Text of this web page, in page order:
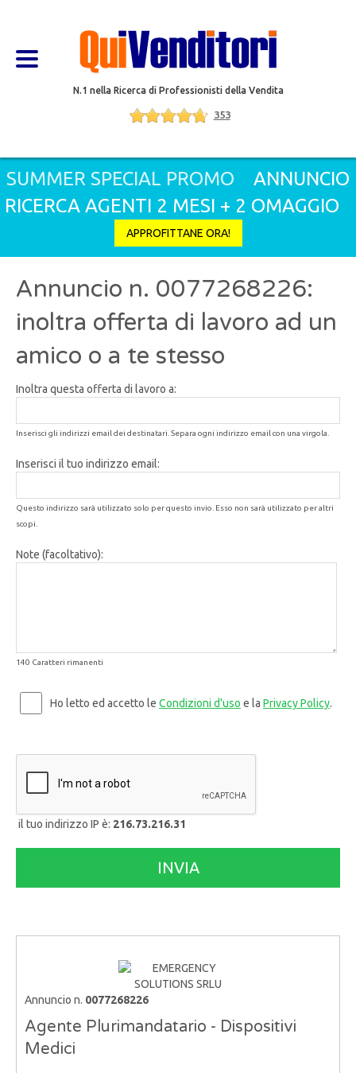
N.1 nella Ricerca di Professionisti della Vendita
353
SUMMER SPECIAL PROMO ANNUNCIO
RICERCA AGENTI 2 MESI + 2 OMAGGIO
APPROFITTANE ORA!
Annuncio n. 0077268226:
inoltra offerta di lavoro ad un
amico o a te stesso
Inoltra questa offerta di lavoro a:
Inserisci gli indirizzi email dei destinatari. Separa ogni indirizzo email con una virgola.
Inserisci il tuo indirizzo email:
Questo indirizzo sarà utilizzato solo per questo invio. Esso non sarà utilizzato per altri
scopi.
Note (facoltativo):
140 Caratteri rimanenti
Ho letto ed accetto le Condizioni d'uso e la Privacy Policy.
il tuo indirizzo IP è: 216.73.216.31
Annuncio n. 0077268226
Agente Plurimandatario - Dispositivi
Medici